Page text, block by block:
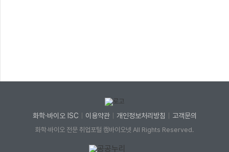
화학·바이오 ISC 이용약관 개인정보처리방침 고객문의
화학·바이오 전문 취업포털 캠바이오넷 All Rights Reserved.